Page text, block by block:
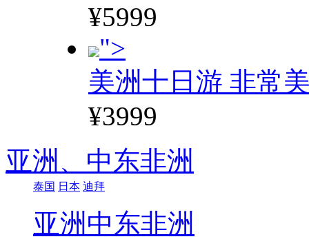
¥5999
">
美洲十日游 非常
¥3999
亚洲、 中东非洲
泰国 日本 迪拜
亚洲 中东非洲